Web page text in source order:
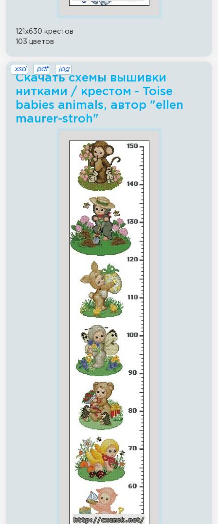
121x630 крестов
103 цветов
Скачать схемы вышивки
нитками / крестом - Toise
babies animals, автор "ellen
maurer-stroh"
.xsd .pdf .jpg